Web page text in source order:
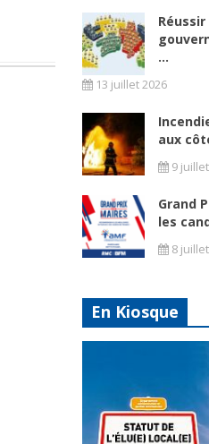
...
13 juillet 2026
aux
9
Grand
les
8
En Kiosque